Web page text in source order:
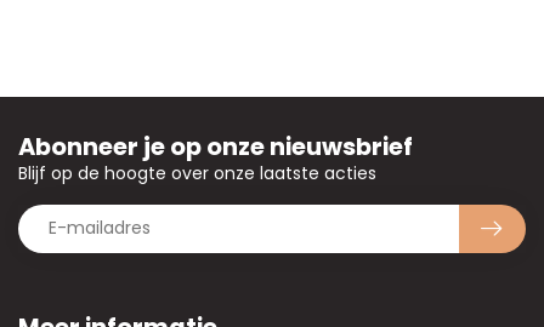
Abonneer je op onze nieuwsbrief
Blijf op de hoogte over onze laatste acties